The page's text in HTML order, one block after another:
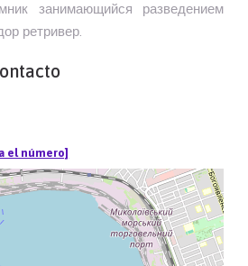
занимающийся разведением
ретривер.
el número]